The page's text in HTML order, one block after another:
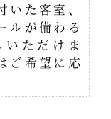
た客室、
ルが備わる
ただけま
ご希望に応